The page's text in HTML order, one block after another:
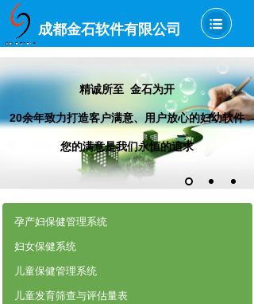
成都金石软件有限公司
精诚所至 金石为开
20余年致力打造客户满意、用户放心的妇幼软件
您的满意是我们永恒的追求
孕产妇保健管理系统
妇女保健系统
儿童保健管理系统
儿童发育筛查与评估量表